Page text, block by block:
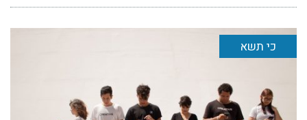
כי תשא